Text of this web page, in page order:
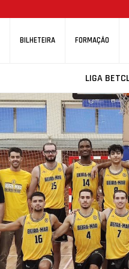
BILHETEIRA FORMAÇÃO
LIGA